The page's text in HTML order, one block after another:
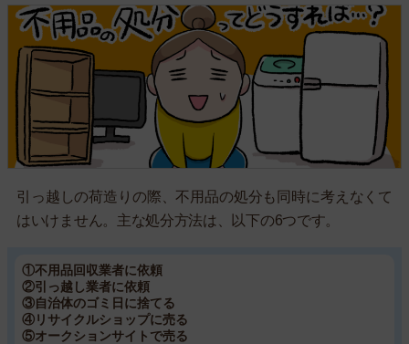
引っ越しの荷造りの際、不用品の処分も同時に考えなくて
はいけません。主な処分方法は、以下の6つです。
①不用品回収業者に依頼
②引っ越し業者に依頼
③自治体のゴミ日に捨てる
④リサイクルショップに売る
⑤オークションサイトで売る